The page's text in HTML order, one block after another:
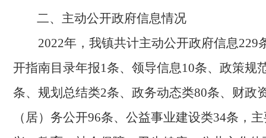
二、主动公开政府信息情况
2022年，我镇共计主动公开政府信息229
开指南目录年报1条、领导信息10条、政策规
条、规划总结类2条、政务动态类80条、财政
（居）务公开96条、公益事业建设类34条，